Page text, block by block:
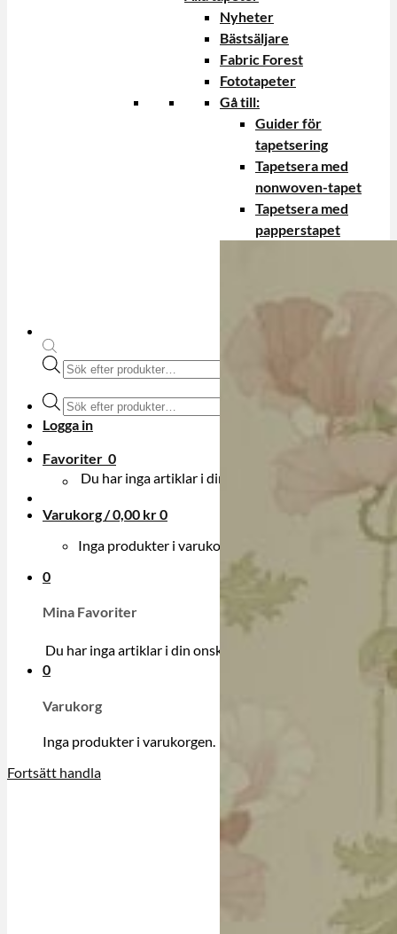
Produktsökning
Produktsökning
Logga in
Favoriter 0
Du har inga artiklar i din onskelista.
Varukorg /0,00 kr0
Inga produkter i varukorgen.
0
Mina Favoriter
Du har inga artiklar i din onskelista.
0
Varukorg
Inga produkter i varukorgen.
Fortsätt handla
Nyheter
Bästsäljare
Fabric Forest
Fototapeter
Gå till:
Guider för
tapetsering
Tapetsera med
nonwoven-tapet
Tapetsera med
papperstapet